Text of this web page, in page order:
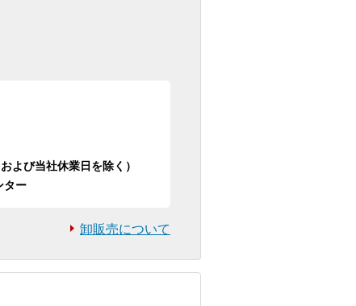
よび当社休業日を除く）
ター
卸販売について